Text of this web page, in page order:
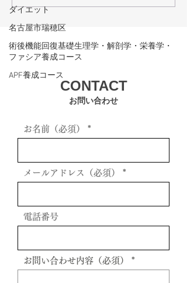
ダイエット
名古屋市瑞穂区
術後機能回復基礎生理学・解剖学・栄養学・
ファシア養成コース
APF養成コース
後回復を最大化するコー
スの選び方
お問い合わせ
CONTACT
お名前（必須）
メールアドレス（必須）
電話番号
お問い合わせ内容（必須）